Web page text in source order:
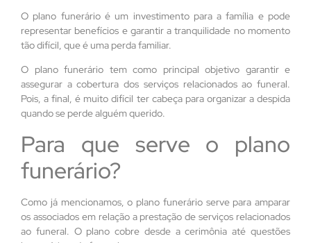
O plano funerário é um investimento para a família e pode
representar benefícios e garantir a tranquilidade no momento
tão difícil, que é uma perda familiar.
O plano funerário tem como principal objetivo garantir e
assegurar a cobertura dos serviços relacionados ao funeral.
Pois, a final, é muito difícil ter cabeça para organizar a despida
quando se perde alguém querido.
Para que serve o plano
funerário?
Como já mencionamos, o plano funerário serve para amparar
os associados em relação a prestação de serviços relacionados
ao funeral. O plano cobre desde a cerimônia até questões